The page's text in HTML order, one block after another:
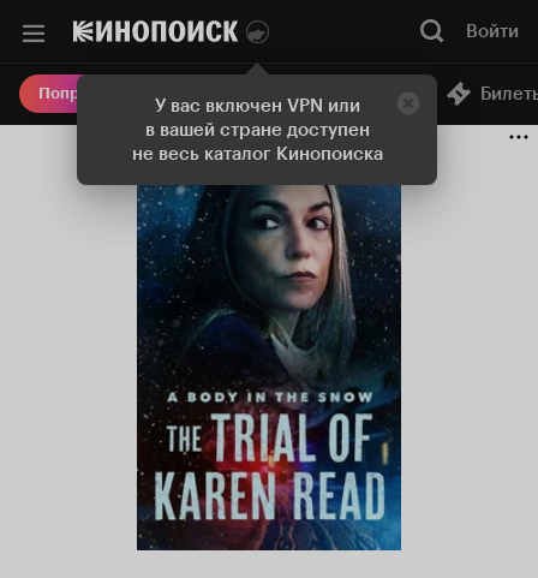
У вас включен VPN или
в вашей стране доступен
не весь каталог Кинопоиска
Войти
Попробовать Плюс Онлайн-кинотеатр